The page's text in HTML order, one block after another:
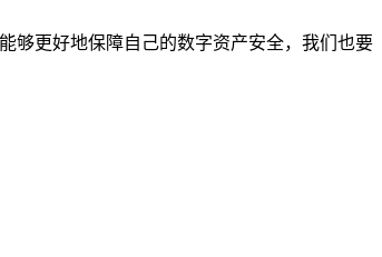
够更好地保障自己的数字资产安全，我们也要